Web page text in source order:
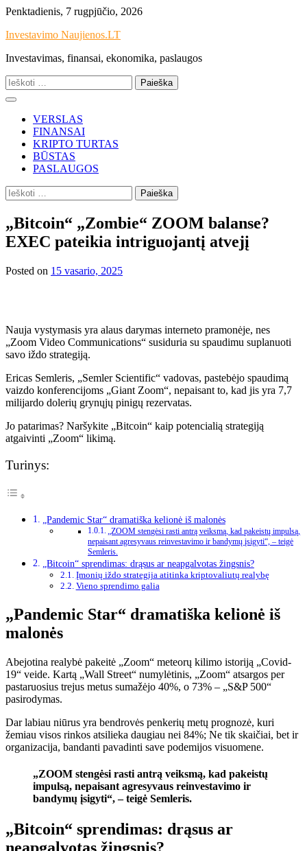
Skip
content
Penktadienis, 7 rugpjūčio, 2026
Investavimo Naujienos.LT
Investavimas, finansai, ekonomika, paslaugos
Ieškoti:
VERSLAS
FINANSAI
KRIPTO TURTAS
BŪSTAS
PASLAUGOS
Ieškoti:
„Bitcoin“ „Zombie“ ZOOM balanse?
EXEC pateikia intriguojantį atvejį
Posted on 15 vasario, 2025
Nauja vystymasis yra alaus darymas interneto pramonėje, nes
„Zoom Video Communications“ susiduria su spaudimu suplanuoti
savo iždo strategiją.
Ericas Semleris, „Semler Scientific“ vadovas, pastebėjo spaudimą
vaizdo konferencijoms „Giant Zoom“, nepaisant to, kad jis yra 7,7
milijardo dolerių grynųjų pinigų rezervatas.
Jo patarimas? Naršykite „Bitcoin“ kaip potencialią strategiją
atgaivinti „Zoom“ likimą.
Turinys:
„Pandemic Star“ dramatiška kelionė iš malonės
„ZOOM stengėsi rasti antrą veiksmą, kad pakeistų impulsą,
nepaisant agresyvaus reinvestavimo ir bandymų įsigyti“, – teigė
Semleris.
„Bitcoin“ sprendimas: drąsus ar neapgalvotas žingsnis?
Įmonių iždo strategija atitinka kriptovaliutų realybę
Vieno sprendimo galia
„Pandemic Star“ dramatiška kelionė iš
malonės
Abejotina realybė pakeitė „Zoom“ meteorų kilimo istoriją „Covid-
19“ veide. Kartą „Wall Street“ numylėtinis, „Zoom“ atsargos per
pastaruosius trejus metus sumažėjo 40%, o 73% – „S&P 500“
pasirodymas.
Dar labiau niūrus yra bendrovės penkerių metų prognozė, kuri
žemiau visos rinkos atsilieka daugiau nei 84%; Ne tik skaičiai, bet ir
organizacija, bandanti pavadinti save podemijos visuomene.
„ZOOM stengėsi rasti antrą veiksmą, kad pakeistų
impulsą, nepaisant agresyvaus reinvestavimo ir
bandymų įsigyti“, – teigė Semleris.
„Bitcoin“ sprendimas: drąsus ar
neapgalvotas žingsnis?